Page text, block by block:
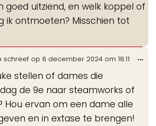
goed uitziend, en welk koppel of
ik ontmoeten? Misschien tot
schreef op 6 december 2024 om 18:11
stellen of dames die
de 9e naar steamworks of
Hou ervan om een dame alle
en in extase te brengen!
...